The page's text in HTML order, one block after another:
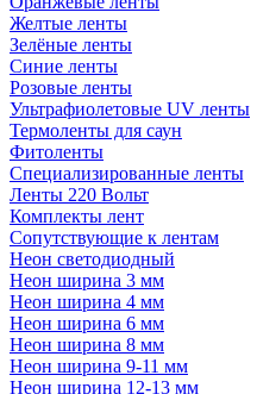
Желтые ленты
Зелёные ленты
Синие ленты
Розовые ленты
Ультрафиолетовые UV ленты
Термоленты для саун
Фитоленты
Специализированные ленты
Ленты 220 Вольт
Комплекты лент
Сопутствующие к лентам
Неон светодиодный
Неон ширина 3 мм
Неон ширина 4 мм
Неон ширина 6 мм
Неон ширина 8 мм
Неон ширина 9-11 мм
Неон ширина 12-13 мм